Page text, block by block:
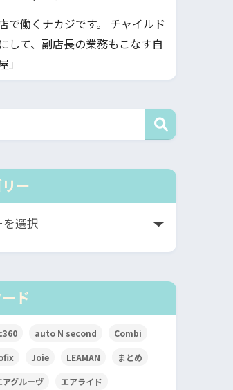
で働くナカジです。 チャイルド
して、副店長の業務もこなす自
」
ー
ド
auto N second Combi
Joie LEAMAN まとめ
アグルーヴ エアライド